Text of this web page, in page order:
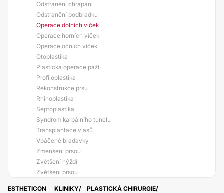
Odstranění chrápání
Odstranění podbradku
Operace dolních víček
Operace horních víček
Operace očních víček
Otoplastika
Plastická operace paží
Profiloplastika
Rekonstrukce prsu
Rhinoplastika
Septoplastika
Syndrom karpálního tunelu
Transplantace vlasů
Vpáčené bradavky
Zmenšení prsou
Zvětšení hýždí
Zvětšení prsou
ESTHETICON KLINIKY
PLASTICKÁ CHIRURGIE